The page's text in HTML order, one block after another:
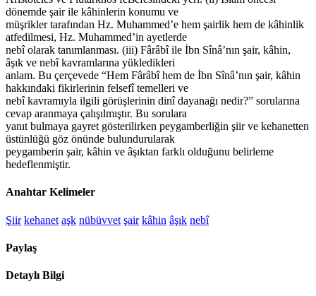
dönemde şair ile kâhinlerin konumu ve
müşrikler tarafından Hz. Muhammed’e hem şairlik hem de kâhinlik
atfedilmesi, Hz. Muhammed’in ayetlerde
nebî olarak tanımlanması. (iii) Fârâbî ile İbn Sînâ’nın şair, kâhin,
âşık ve nebî kavramlarına yükledikleri
anlam. Bu çerçevede “Hem Fârâbî hem de İbn Sînâ’nın şair, kâhin
hakkındaki fikirlerinin felsefî temelleri ve
nebî kavramıyla ilgili görüşlerinin dinî dayanağı nedir?” sorularına
cevap aranmaya çalışılmıştır. Bu sorulara
yanıt bulmaya gayret gösterilirken peygamberliğin şiir ve kehanetten
üstünlüğü göz önünde bulundurularak
peygamberin şair, kâhin ve âşıktan farklı olduğunu belirleme
hedeflenmiştir.
Anahtar Kelimeler
Şiir kehanet aşk nübüvvet şair kâhin âşık nebî
Paylaş
Detaylı Bilgi